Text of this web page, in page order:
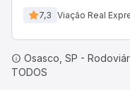
7,3 Viação Real
Osasco, SP -
TODOS